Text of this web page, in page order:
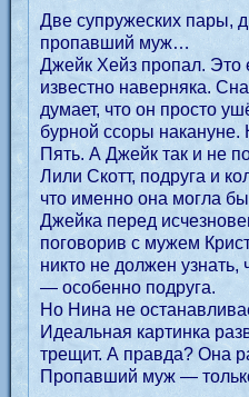
Две супружеских пары,
пропавший муж…
Джейк Хейз пропал. Это
известно наверняка.
думает, что он просто
бурной ссоры накануне.
Пять. А Джейк так и не
Лили Скотт, подруга и
что именно она могла
Джейка перед
поговорив с мужем
никто не должен узнать,
— особенно подруга.
Но Нина не
Идеальная картинка
трещит. А правда? Она
Пропавший муж —